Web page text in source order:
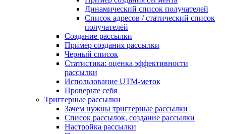
Динамический список получателей
Список адресов / статический список
получателей
Создание рассылки
Пример создания рассылки
Черный список
Статистика: оценка эффективности
рассылки
Использование UTM-меток
Проверьте себя
Триггерные рассылки
Зачем нужны триггерные рассылки
Список рассылок, создание рассылки
Настройка рассылки